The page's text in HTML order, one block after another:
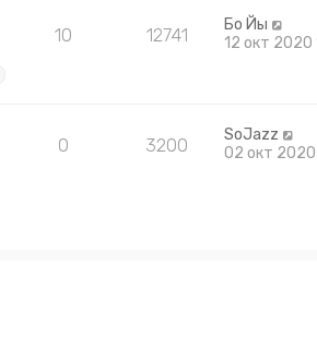
10 12741
Бо Йы
12 окт 2020
0 3200
SoJazz
02 окт